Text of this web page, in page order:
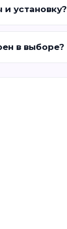
и установку?
в выборе?